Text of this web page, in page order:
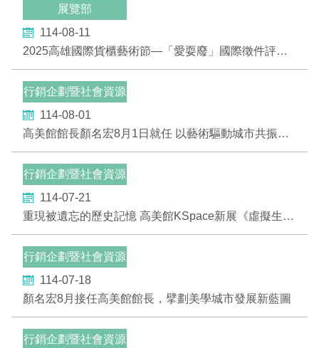
2019 奔‧月—劉國松
2025高雄國際貨櫃藝術節—「愛耍廢」國際徵件評審結果公佈
展覽部
114-08-11
高美館館長顏名宏8月1日就任 以藝術驅動城市共振，打造通往世界的文化節點
行銷企劃暨社會資源
部
114-08-01
重現被遺忘的歷史記憶 高美館KSpace新展《虛擬生肉：如何重構被抹滅的台灣越南難民營》登場
行銷企劃暨社會資源
部
114-07-21
顏名宏8月接任高美館館長，擘劃美學城市發展新藍圖
行銷企劃暨社會資源
部
114-07-18
行銷企劃暨社會資源